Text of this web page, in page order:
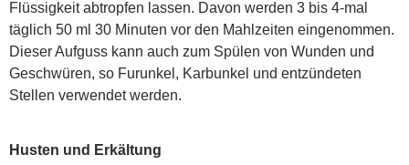
Flüssigkeit abtropfen lassen. Davon werden 3 bis 4-mal
täglich 50 ml 30 Minuten vor den Mahlzeiten eingenommen.
Dieser Aufguss kann auch zum Spülen von Wunden und
Geschwüren, so Furunkel, Karbunkel und entzündeten
Stellen verwendet werden.
Husten und Erkältung